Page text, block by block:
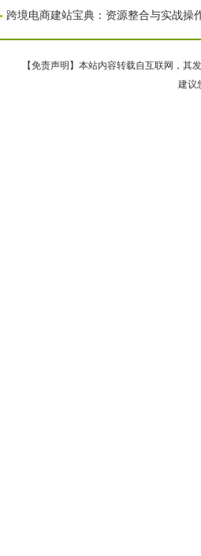
跨境电商建站宝典：资源整合与实战操
【免责声明】本站内容转载自互联网，其
建议